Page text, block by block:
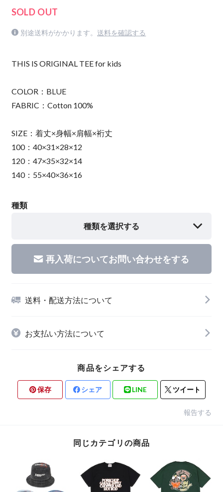
SOLD OUT
別途送料がかかります。 送料を確認する
THIS IS ORIGINAL TEE for kids
COLOR：BLUE
FABRIC：Cotton 100%
SIZE：着丈×身幅×肩幅×裄丈
100：40×31×28×12
120：47×35×32×14
140：55×40×36×16
種類
種類を選択する
再入荷についてお問い合わせをする
送料・配送方法について
お支払い方法について
商品をシェアする
保存 シェア LINE ツイート
報告する
同じカテゴリの商品